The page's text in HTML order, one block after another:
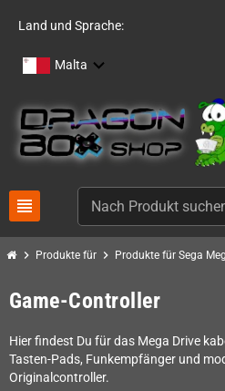
Land und Sprache:
Malta
view_headline
chevron_right Produkte für chevron_right Produkte für Sega
Game-Controller
Hier findest Du für das Mega Drive
Tasten-Pads, Funkempfänger und
Originalcontroller.